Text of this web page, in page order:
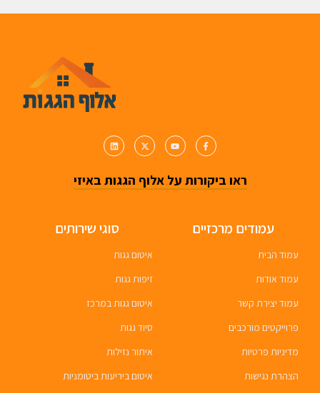
ראו ביקורות על אלוף הגגות באיזי
עמודים מרכזיים
עמוד הבית
עמוד אודות
עמוד יצירת קשר
פרוייקטים מורכבים
מדיניות פרטיות
הצהרת נגישות
סוגי שירותים
איטום גגות
זיפות גגות
איטום גגות במרכז
סיוד גגות
איתור נזילות
איטום ביריעות ביטומניות